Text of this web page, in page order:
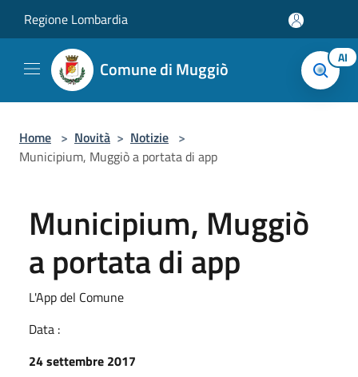
Regione Lombardia
Comune di Muggiò AI
Home > Novità > Notizie >
Municipium, Muggiò a portata di app
Municipium, Muggiò
a portata di app
L'App del Comune
Data :
24 settembre 2017